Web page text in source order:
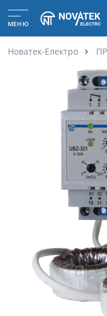
МЕНЮ
Новатек-Електро